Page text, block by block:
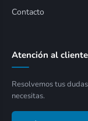
Contacto
Atención al cliente
Resolvemos tus
necesitas.